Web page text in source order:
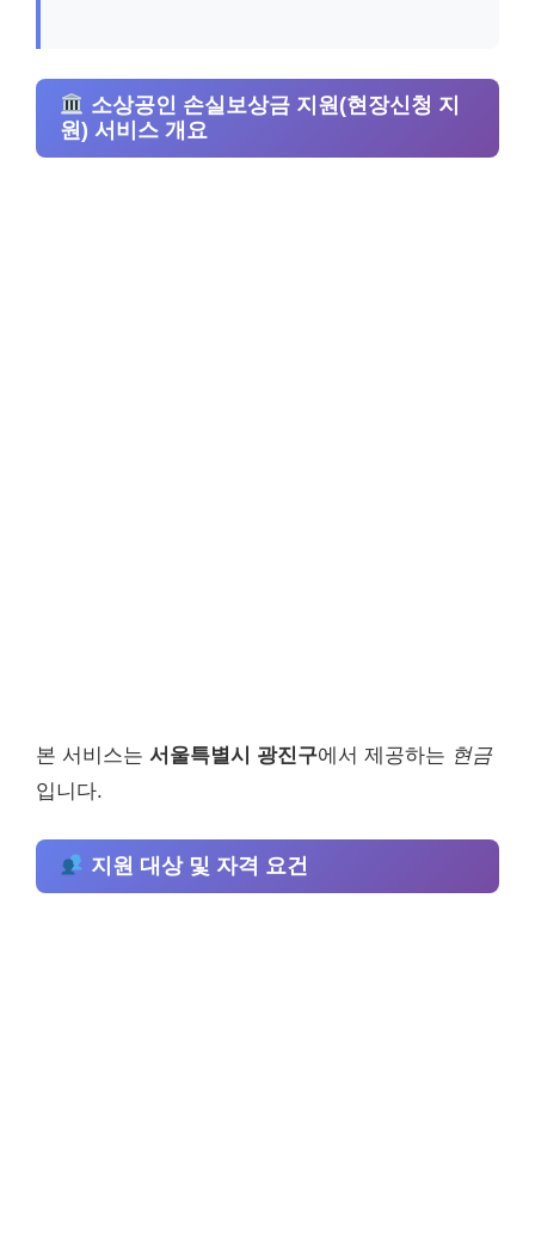
소상공인 손실보상금 지원(현장신청 지
원) 서비스 개요
본 서비스는 서울특별시 광진구에서 제공하는 현금
입니다.
지원 대상 및 자격 요건